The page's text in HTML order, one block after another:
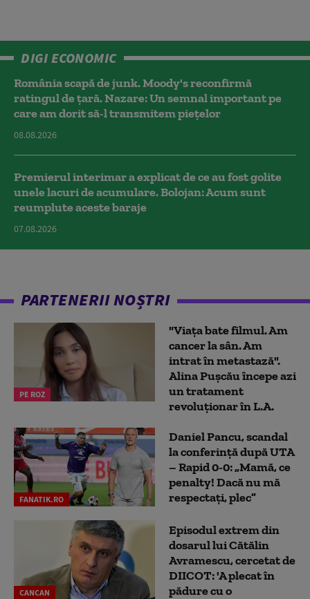
DIGI ECONOMIC
România scapă de junk. Moody's reconfirmă
ratingul de țară. Nazare: Un semnal important pe
care am dorit să-l transmitem piețelor
08.08.2026
Premierul interimar a explicat de ce au fost golite
unele lacuri de acumulare. Bolojan: Acum sunt
reumplute aceste baraje
07.08.2026
PARTENERII NOȘTRI
PE ROZ
"Viața bate filmul. Am
cancer la sân. Am
intrat în metastază".
Alina Pușcău începe azi
un tratament
revoluționar în L.A.
FANATIK.RO
Daniel Pancu, scandal
la conferință după UTA
– Rapid 0-0: „Mamă, ce
penalty! Dacă nu mă
respectați, plec”
CANCAN
Episodul extrem din
dosarul lui Cătălin
Avramescu, cercetat de
DIICOT: 'A plecat în
pădure cu o